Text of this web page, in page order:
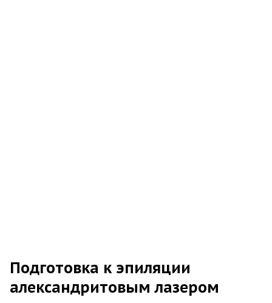
Подготовка к эпиляции
александритовым лазером